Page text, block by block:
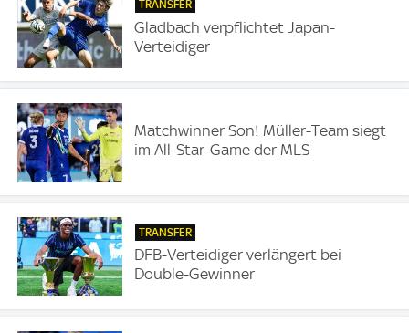
TRANSFER
Gladbach verpflichtet Japan-
Verteidiger
Matchwinner Son! Müller-Team siegt
im All-Star-Game der MLS
TRANSFER
DFB-Verteidiger verlängert bei
Double-Gewinner